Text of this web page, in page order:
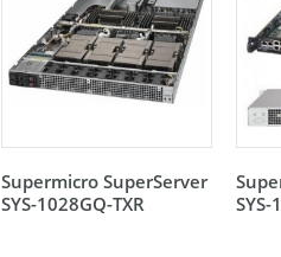
Supermicro SuperServer
SYS-1028GQ-TXR